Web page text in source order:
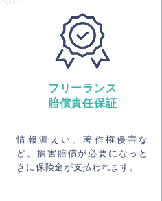
フリーランス
賠償責任保証
情報漏えい、著作権侵害な
ど。損害賠償が必要になっと
きに保険金が支払われます。